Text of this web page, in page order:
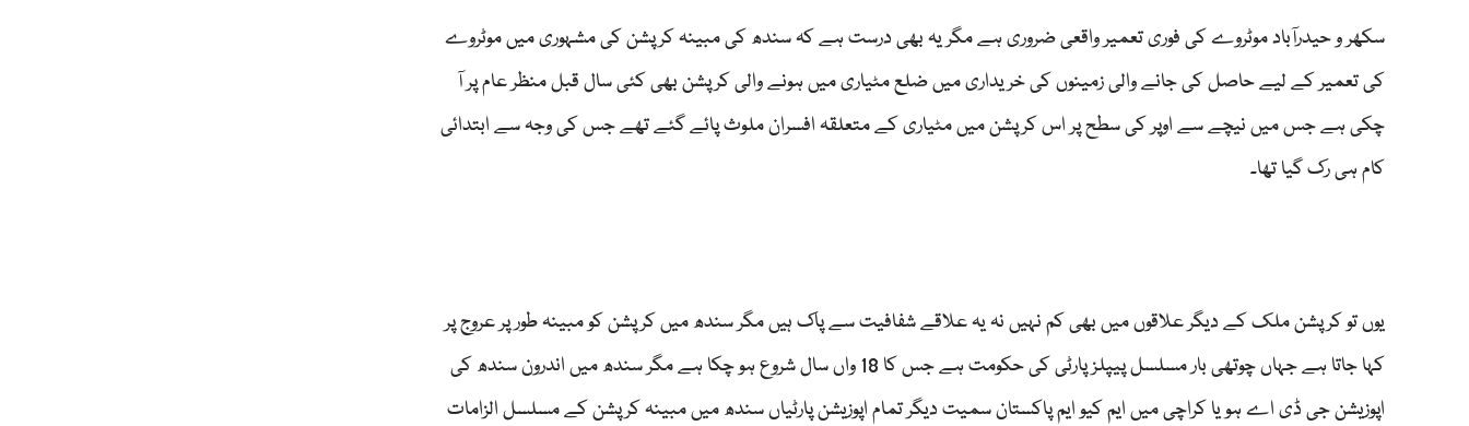
سکھر و حیدرآباد موٹروے کی فوری تعمیر واقعی ضروری ہے مگر یہ بھی درست ہے کہ سندھ کی مبینہ کرپشن کی مشہوری میں موٹروے
کی تعمیر کے لیے حاصل کی جانے والی زمینوں کی خریداری میں ضلع مٹیاری میں ہونے والی کرپشن بھی کئی سال قبل منظر عام پر آ
چکی ہے جس میں نیچے سے اوپر کی سطح پر اس کرپشن میں مٹیاری کے متعلقہ افسران ملوث پائے گئے تھے جس کی وجہ سے ابتدائی
کام ہی رک گیا تھا۔
یوں تو کرپشن ملک کے دیگر علاقوں میں بھی کم نہیں نہ یہ علاقے شفافیت سے پاک ہیں مگر سندھ میں کرپشن کو مبینہ طور پر عروج پر
کہا جاتا ہے جہاں چوتھی بار مسلسل پیپلز پارٹی کی حکومت ہے جس کا 18 واں سال شروع ہو چکا ہے مگر سندھ میں اندرون سندھ کی
اپوزیشن جی ڈی اے ہو یا کراچی میں ایم کیو ایم پاکستان سمیت دیگر تمام اپوزیشن پارٹیاں سندھ میں مبینہ کرپشن کے مسلسل الزامات